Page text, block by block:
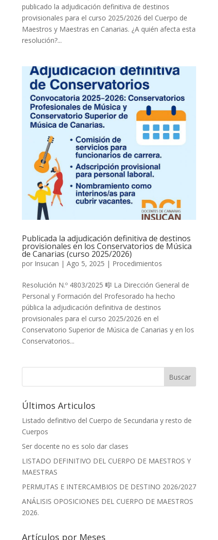
publicado la adjudicación definitiva de destinos
provisionales para el curso 2025/2026 del Cuerpo de
Maestros y Maestras en Canarias. ¿A quién afecta esta
resolución?...
Publicada la adjudicación definitiva de destinos
provisionales en los Conservatorios de Música
de Canarias (curso 2025/2026)
por Insucan | Ago 5, 2025 | Procedimientos
Resolución N.º 4803/2025 🎼 La Dirección General de
Personal y Formación del Profesorado ha hecho
pública la adjudicación definitiva de destinos
provisionales para el curso 2025/2026 en el
Conservatorio Superior de Música de Canarias y en los
Conservatorios...
Buscar
Últimos Articulos
Listado definitivo del Cuerpo de Secundaria y resto de
Cuerpos
Ser docente no es solo dar clases
LISTADO DEFINITIVO DEL CUERPO DE MAESTROS Y
MAESTRAS
PERMUTAS E INTERCAMBIOS DE DESTINO 2026/2027
ANÁLISIS OPOSICIONES DEL CUERPO DE MAESTROS
2026.
Artículos por Meses